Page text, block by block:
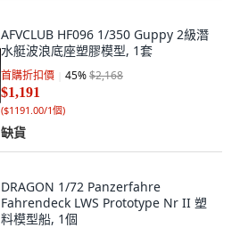
AFVCLUB HF096 1/350 Guppy 2級潛
水艇波浪底座塑膠模型, 1套
首購折扣價 45%$2,168
$1,191
($1191.00/1個)
缺貨
DRAGON 1/72 Panzerfahre
Fahrendeck LWS Prototype Nr II 塑
料模型船, 1個